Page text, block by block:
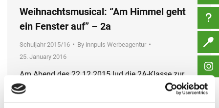
Weihnachtsmusical: “Am Himmel geht
ein Fenster auf” – 2a
Schuljahr 2015/16 By innpuls Werbeagentur
25. January 2016
Am Abend des 22.12.2015 lud die 2A-Klasse zur
Aufführung des Weihnachtsmusicals ” Am Himmel